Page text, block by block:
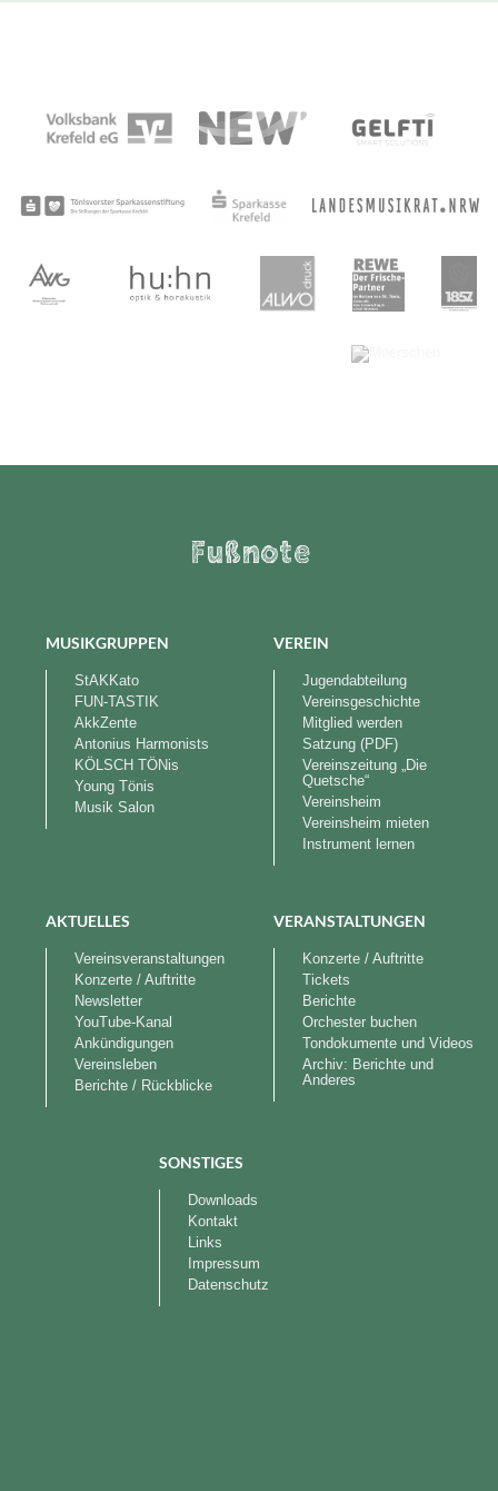
Fußnote
MUSIKGRUPPEN
StAKKato
FUN-TASTIK
AkkZente
Antonius Harmonists
KÖLSCH TÖNis
Young Tönis
Musik Salon
VEREIN
Jugendabteilung
Vereinsgeschichte
Mitglied werden
Satzung (PDF)
Vereinszeitung „Die
Quetsche“
Vereinsheim
Vereinsheim mieten
Instrument lernen
AKTUELLES
Vereinsveranstaltungen
Konzerte / Auftritte
Newsletter
YouTube-Kanal
Ankündigungen
Vereinsleben
Berichte / Rückblicke
VERANSTALTUNGEN
Konzerte / Auftritte
Tickets
Berichte
Orchester buchen
Tondokumente und Videos
Archiv: Berichte und
Anderes
SONSTIGES
Downloads
Kontakt
Links
Impressum
Datenschutz